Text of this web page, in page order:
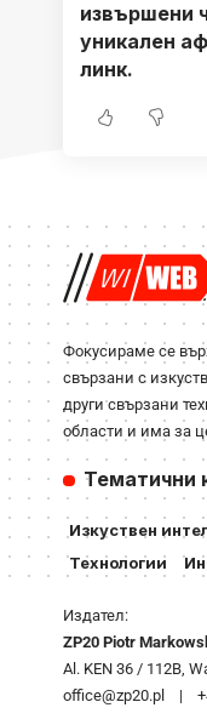
извършени
уникален
линк.
Фокусираме се
свързани с
други свързани
области и има за
Тематични
Изкуствен
Технологии
Издател:
ZP20 Piotr
Al. KEN 36 / 112B,
office@zp20.pl |